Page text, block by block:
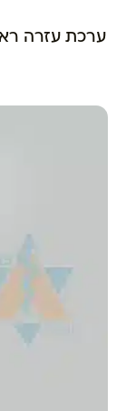
ערכת עזרה